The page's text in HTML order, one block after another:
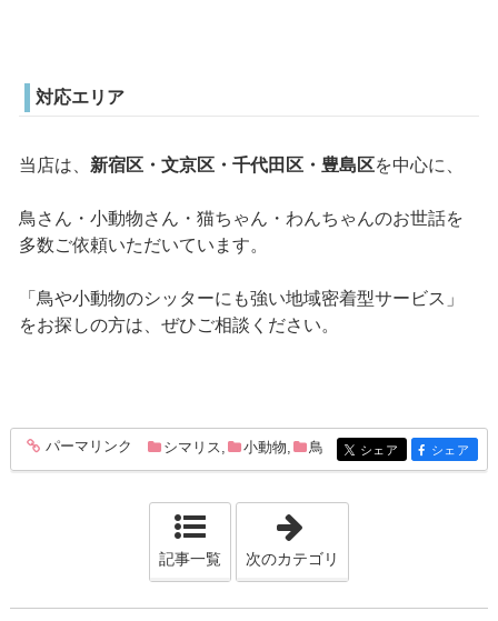
対応エリア
当店は、 新宿区・文京区・千代田区・豊島区を中心に、
鳥さん・小動物さん・猫ちゃん・わんちゃんのお世話を
多数ご依頼いただいています。
「鳥や小動物のシッターにも強い地域密着型サービス」
をお探しの方は、ぜひご相談ください。
entry314
パーマリンク シマリス 小動物 鳥 entry314
シェア entry314
シェア
記事一覧 次のカテゴリ